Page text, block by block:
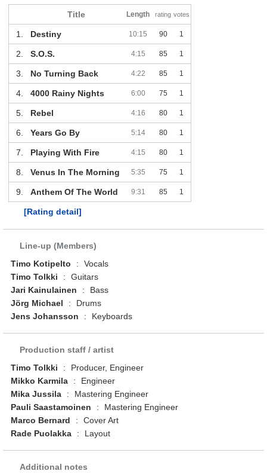
Title Length rating votes
1. Destiny 10:15 90 1
2. S.O.S. 4:15 85 1
3. No Turning Back 4:22 85 1
4. 4000 Rainy Nights 6:00 75 1
5. Rebel 4:16 80 1
6. Years Go By 5:14 80 1
7. Playing With Fire 4:15 80 1
8. Venus In The Morning 5:35 75 1
9. Anthem Of The World 9:31 85 1
[Rating detail]
Line-up (Members)
Timo Kotipelto
:
Vocals
Timo Tolkki
:
Guitars
Jari Kainulainen
:
Bass
Jörg Michael
:
Drums
Jens Johansson
: Keyboards
Production staff / artist
Timo Tolkki
:
Producer, Engineer
Mikko Karmila
:
Engineer
Mika Jussila
:
Mastering Engineer
Pauli Saastamoinen
:
Mastering Engineer
Marco Bernard
:
Cover Art
Rade Puolakka
: Layout
Additional notes